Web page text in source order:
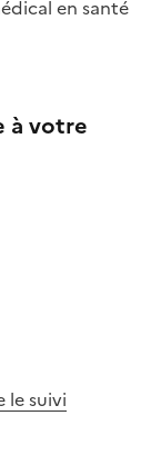
en santé
à votre
le suivi